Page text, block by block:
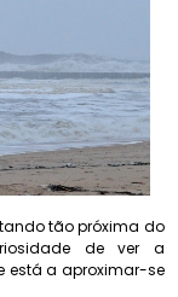
tão próxima do
de ver a
está a aproximar-se